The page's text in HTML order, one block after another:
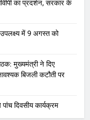
का प्रदर्शन, सरकार के
में 9 अगस्त को
मुख्यमंत्री ने दिए
बिजली कटौती पर
दिवसीय कार्यक्रम